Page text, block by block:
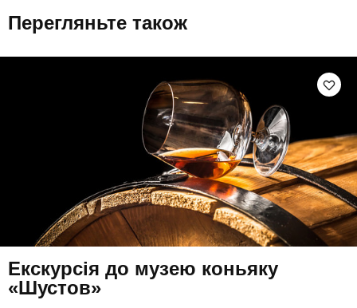
Перегляньте також
Екскурсія до музею коньяку
«Шустов»